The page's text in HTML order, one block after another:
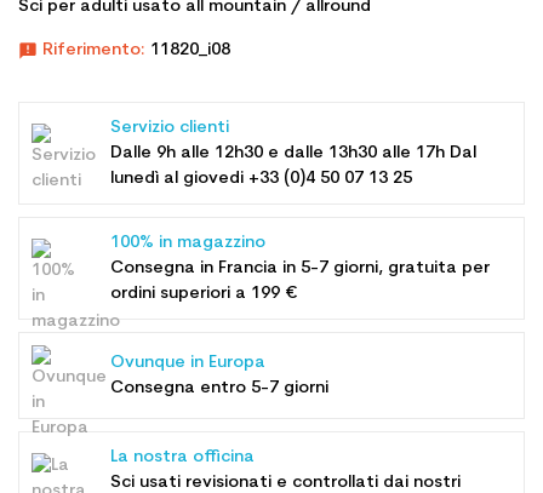
Sci per adulti usato all mountain / allround
announcement Riferimento: 11820_i08
Servizio clienti
Dalle 9h alle 12h30 e dalle 13h30 alle 17h Dal
lunedì al giovedi +33 (0)4 50 07 13 25
100% in magazzino
Consegna in Francia in 5-7 giorni, gratuita per
ordini superiori a 199 €
Ovunque in Europa
Consegna entro 5-7 giorni
La nostra officina
Sci usati revisionati e controllati dai nostri